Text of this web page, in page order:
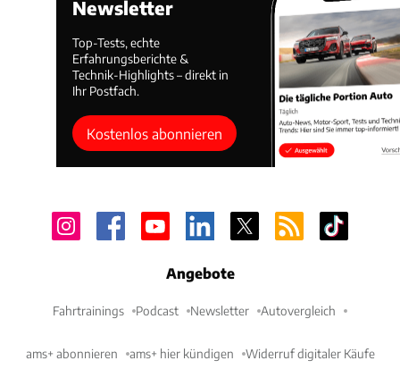
Newsletter
Top-Tests, echte
Erfahrungsberichte &
Technik-Highlights – direkt in
Ihr Postfach.
Kostenlos abonnieren
Angebote
Fahrtrainings Podcast Newsletter Autovergleich
ams+ abonnieren ams+ hier kündigen Widerruf digitaler Käufe